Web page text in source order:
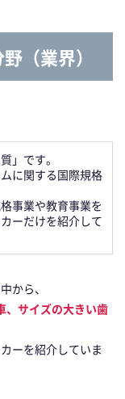
（業界）
」です。
に関する国際規格
事業や教育事業を
ーだけを紹介して
から、
、サイズの大きい歯
ーを紹介していま